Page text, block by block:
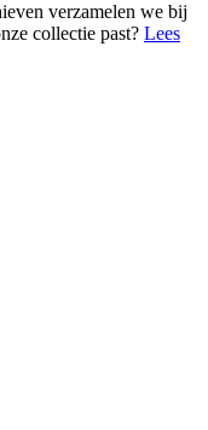
verzamelen we bij
collectie past? Lees